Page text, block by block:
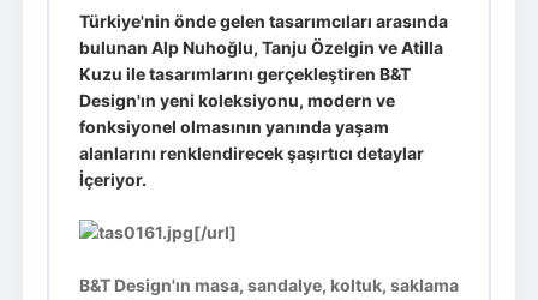
Türkiye'nin önde gelen tasarımcıları arasında
bulunan Alp Nuhoğlu, Tanju Özelgin ve Atilla
Kuzu ile tasarımlarını gerçekleştiren B&T
Design'ın yeni koleksiyonu, modern ve
fonksiyonel olmasının yanında yaşam
alanlarını renklendirecek şaşırtıcı detaylar
İçeriyor.
[/url]
B&T Design'ın masa, sandalye, koltuk, saklama